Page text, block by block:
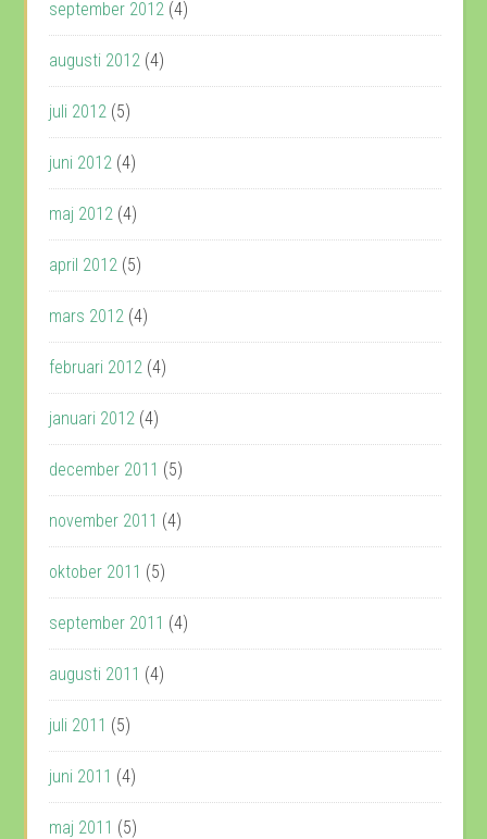
september 2012 (4)
augusti 2012 (4)
juli 2012 (5)
juni 2012 (4)
maj 2012 (4)
april 2012 (5)
mars 2012 (4)
februari 2012 (4)
januari 2012 (4)
december 2011 (5)
november 2011 (4)
oktober 2011 (5)
september 2011 (4)
augusti 2011 (4)
juli 2011 (5)
juni 2011 (4)
maj 2011 (5)